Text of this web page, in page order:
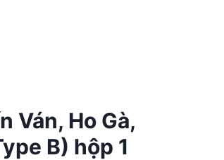
Ván, Ho Gà,
B) hộp 1